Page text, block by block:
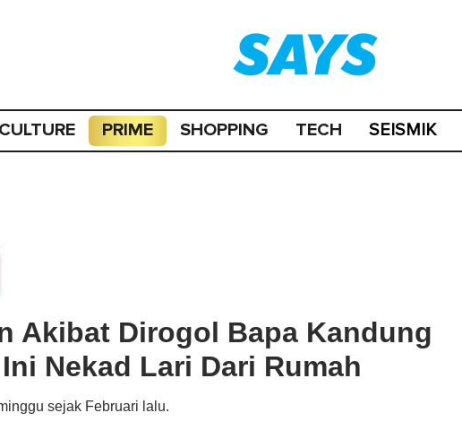
CULTURE PRIME SHOPPING TECH SEISMIK
Akibat Dirogol Bapa Kandung
Nekad Lari Dari Rumah
sejak Februari lalu.